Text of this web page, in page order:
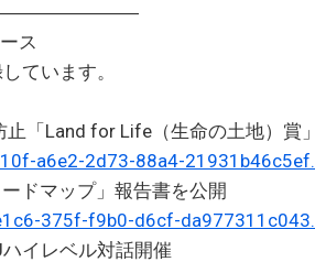
ス
ています。
「Land for Life（生命の土地）賞
a6e2-2d73-88a4-
ドマップ」報告書を公開
375f-f9b0-d6cf-
イレベル対話開催